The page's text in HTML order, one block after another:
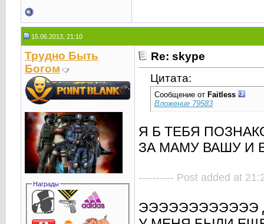
15.06.2013, 21:10
Трудно Быть
Богом
Награды
Re: skype
Цитата:
Сообщение от Faitless
Вложение 79583
Я Б ТЕБЯ
ЗА МАМУ ВАШУ И
---------- Post added at
ЭЭЭЭЭЭЭЭЭЭЭЭ